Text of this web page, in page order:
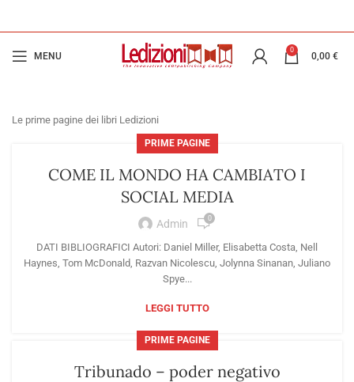
MENU
0
0,00 €
Le prime pagine dei libri Ledizioni
PRIME PAGINE
COME IL MONDO HA CAMBIATO I
SOCIAL MEDIA
Admin 0
DATI BIBLIOGRAFICI Autori: Daniel Miller, Elisabetta Costa, Nell
Haynes, Tom McDonald, Razvan Nicolescu, Jolynna Sinanan, Juliano
Spye...
LEGGI TUTTO
PRIME PAGINE
Tribunado – poder negativo